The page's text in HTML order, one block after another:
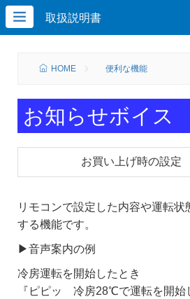
取扱説明書
HOME 便利な機能
お知らせボイス
お買い上げ時の設定
リモコンで設定した内容や運転
する機能です。
▶音声案内の例
冷房運転を開始したとき
『ピピッ 冷房28℃で運転を開始